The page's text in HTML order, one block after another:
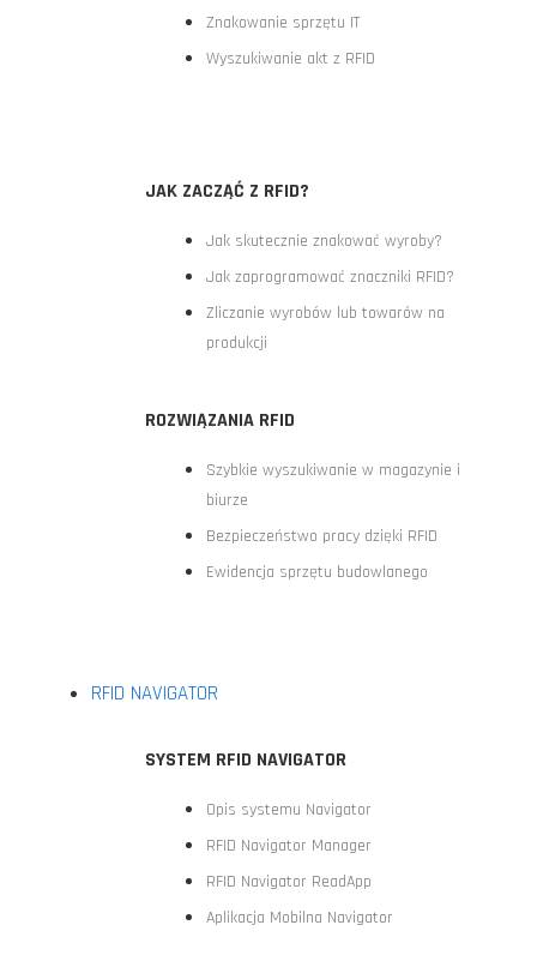
Znakowanie sprzętu IT
Wyszukiwanie akt z RFID
JAK ZACZĄĆ Z RFID?
Jak skutecznie znakować wyroby?
Jak zaprogramować znaczniki RFID?
Zliczanie wyrobów lub towarów na
produkcji
ROZWIĄZANIA RFID
Szybkie wyszukiwanie w magazynie i
biurze
Bezpieczeństwo pracy dzięki RFID
Ewidencja sprzętu budowlanego
RFID NAVIGATOR
SYSTEM RFID NAVIGATOR
Opis systemu Navigator
RFID Navigator Manager
RFID Navigator ReadApp
Aplikacja Mobilna Navigator